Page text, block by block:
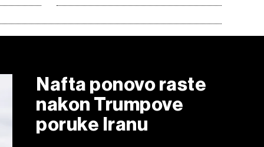
Nafta ponovo raste
nakon Trumpove
poruke Iranu